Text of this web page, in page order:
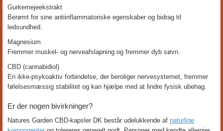
Gurkemejeekstrakt
Berømt for sine antiinflammatoriske egenskaber og bidrag til
ledsundhed.
Magnesium
Fremmer muskel- og nerveafslapning og fremmer dyb søvn.
CBD (cannabidiol)
En ikke-psykoaktiv forbindelse, der beroliger nervesystemet, fremmer
følelsesmæssig stabilitet og kan hjælpe med at lindre fysisk ubehag.
Er der nogen bivirkninger?
Natures Garden CBD-kapsler DK består udelukkende af naturlige